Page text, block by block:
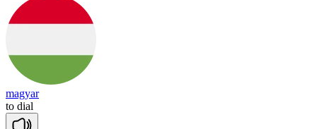
magyar
to dial